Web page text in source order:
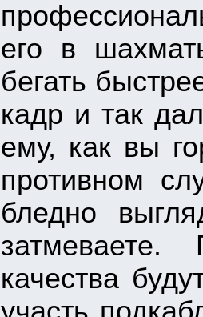
его в
бегать
кадр и так
ему, как вы
противном
бледно
качества